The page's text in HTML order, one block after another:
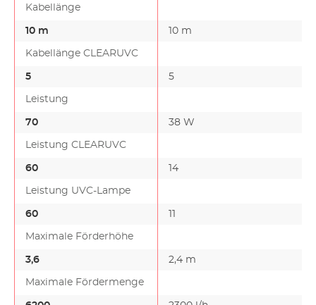
Kabellänge
10 m 10 m
Kabellänge CLEARUVC
5 5
Leistung
70 38 W
Leistung CLEARUVC
60 14
Leistung UVC-Lampe
60 11
Maximale Förderhöhe
3,6 2,4 m
Maximale Fördermenge